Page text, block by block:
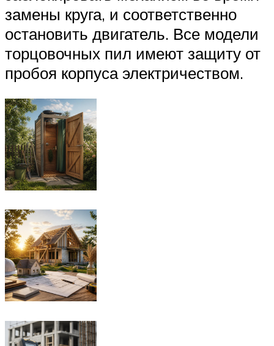
замены круга, и соответственно
остановить двигатель. Все модели
торцовочных пил имеют защиту от
пробоя корпуса электричеством.